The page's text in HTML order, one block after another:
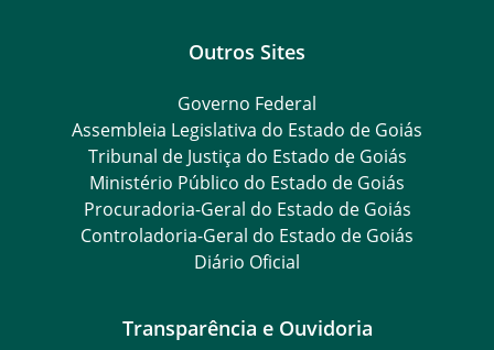
Outros Sites
Governo Federal
Assembleia Legislativa do Estado de Goiás
Tribunal de Justiça do Estado de Goiás
Ministério Público do Estado de Goiás
Procuradoria-Geral do Estado de Goiás
Controladoria-Geral do Estado de Goiás
Diário Oficial
Transparência e Ouvidoria